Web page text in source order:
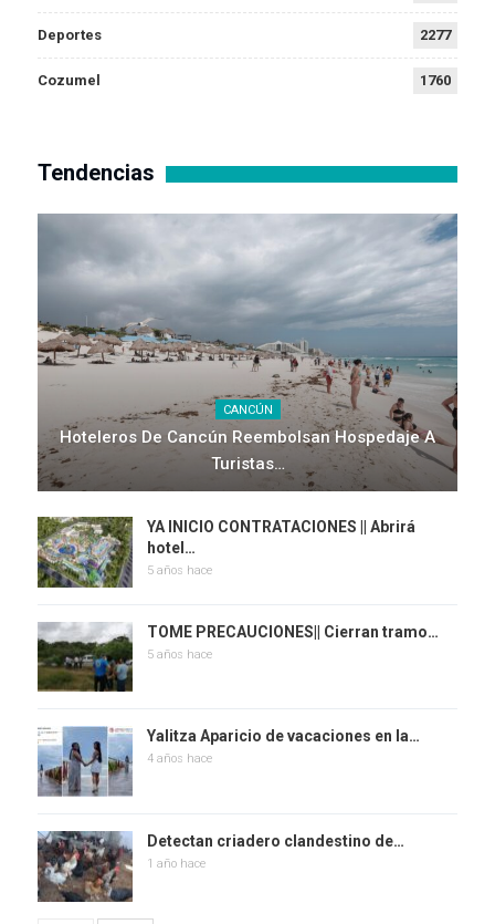
Deportes 2277
Cozumel 1760
Tendencias
CANCÚN
Hoteleros De Cancún Reembolsan Hospedaje A
Turistas…
YA INICIO CONTRATACIONES || Abrirá
hotel…
5 años hace
TOME PRECAUCIONES|| Cierran tramo…
5 años hace
Yalitza Aparicio de vacaciones en la…
4 años hace
Detectan criadero clandestino de…
1 año hace